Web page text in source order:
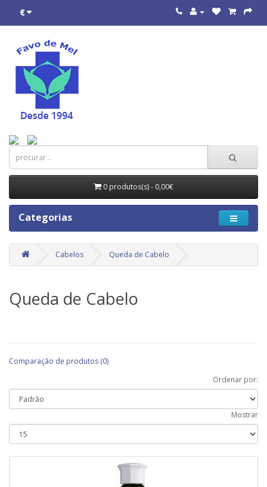
€
0 produtos(s) - 0,00€
Categorias
Cabelos Queda de Cabelo
Queda de Cabelo
Comparação de produtos (0)
Ordenar por:
Mostrar